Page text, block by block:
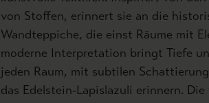
von Stoffen, erinnert sie an die
Wandteppiche, die einst Räume mit
moderne Interpretation bringt Tiefe
jeden Raum, mit subtilen
das Edelstein-Lapislazuli erinnern.